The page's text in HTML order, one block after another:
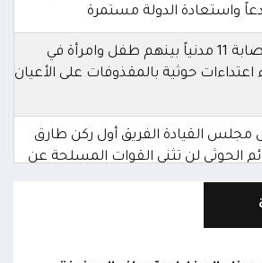
واستعادة الدولة مستمرة
التحالف: إصابة 11 مدنياً بينهم طفل وامرأة في
اعتداءات حوثية بالمقذوفات على الأعيان
مجلس القيادة الفريق أول ركن طارق
الحوثي لن تثني القوات المسلحة عن
الوطني واستعادة الدولة وعاصمتها